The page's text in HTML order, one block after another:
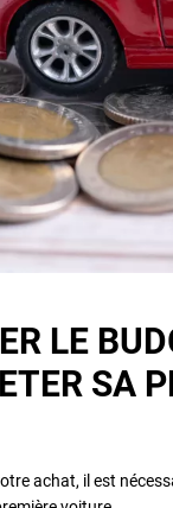
LE
SA
achat, il est